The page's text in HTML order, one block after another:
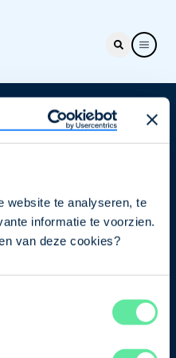
website te analyseren, te
informatie te voorzien.
van deze cookies?